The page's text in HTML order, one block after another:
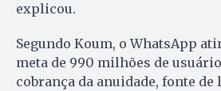
explicou.
Segundo Koum, o WhatsApp
meta de 990 milhões de
cobrança da anuidade, fonte de